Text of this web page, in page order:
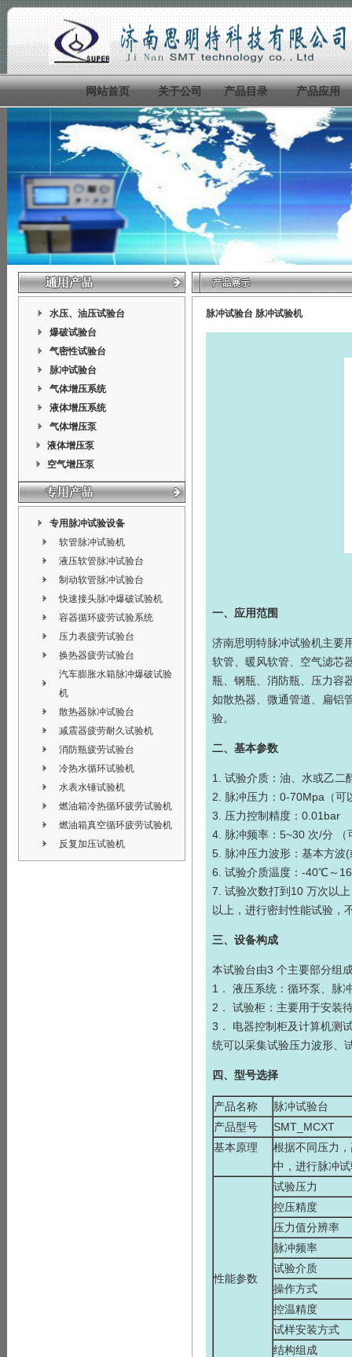
网站首页 关于公司 产品目录 产品应用
水压、油压试验台
爆破试验台
气密性试验台
脉冲试验台
气体增压系统
液体增压系统
气体增压泵
液体增压泵
空气增压泵
专用脉冲试验设备
软管脉冲试验机
液压软管脉冲试验台
制动软管脉冲试验台
快速接头脉冲爆破试验机
容器循环疲劳试验系统
压力表疲劳试验台
换热器疲劳试验台
汽车膨胀水箱脉冲爆破试验
机
散热器脉冲试验台
减震器疲劳耐久试验机
消防瓶疲劳试验台
冷热水循环试验机
水表水锤试验机
燃油箱冷热循环疲劳试验机
燃油箱真空循环疲劳试验机
反复加压试验机
脉冲试验台 脉冲试验机
一、应用范围
济南思明特脉冲试验机主要
软管、暖风软管、空气滤芯
瓶、钢瓶、消防瓶、压力容
如散热器、微通管道、扁铝
验。
二、基本参数
1. 试验介质：油、水或乙二
2. 脉冲压力：0-70Mpa（可
3. 压力控制精度：0.01bar
4. 脉冲频率：5~30 次/分 （
5. 脉冲压力波形：基本方波
6. 试验介质温度：-40℃～
7. 试验次数打到10 万次以
以上，进行密封性能试验，
三、设备构成
本试验台由3 个主要部分组
1． 液压系统：循环泵、脉
2． 试验柜：主要用于安装
3． 电器控制柜及计算机测
统可以采集试验压力波形、
四、型号选择
产品名称
脉冲试验台
产品型号
SMT_MCXT
基本原理
根据不同压力
中，进行脉冲
性能参数
试验压力
控压精度
压力值分辨率
脉冲频率
试验介质
操作方式
控温精度
试样安装方式
结构组成